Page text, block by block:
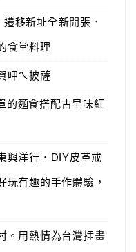
移新址全新開張．
食堂料理
呷ㄟ披薩
的麵食搭配古早味紅
興洋行．DIY皮革戒
玩有趣的手作體驗，
。用熱情為台灣插畫